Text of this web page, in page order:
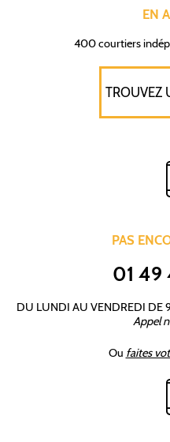
EN
400 courtiers
TROUVEZ
PAS
01 49
DU LUNDI AU VENDREDI DE
Appel
Ou faites